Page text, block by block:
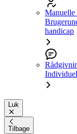
Manuelle
handicap
Luk
Tilbage